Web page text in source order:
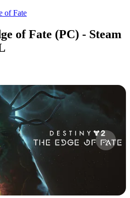
of Fate
of Fate (PC) - Steam